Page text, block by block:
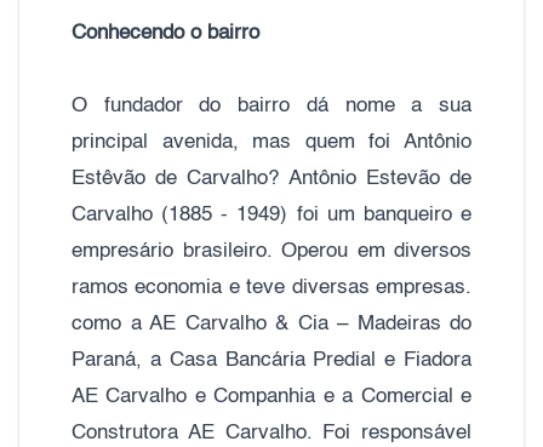
Conhecendo o bairro
O fundador do bairro dá nome a sua
principal avenida, mas quem foi Antônio
Estêvão de Carvalho? Antônio Estevão de
Carvalho (1885 - 1949) foi um banqueiro e
empresário brasileiro. Operou em diversos
ramos economia e teve diversas empresas.
como a AE Carvalho & Cia – Madeiras do
Paraná, a Casa Bancária Predial e Fiadora
AE Carvalho e Companhia e a Comercial e
Construtora AE Carvalho. Foi responsável